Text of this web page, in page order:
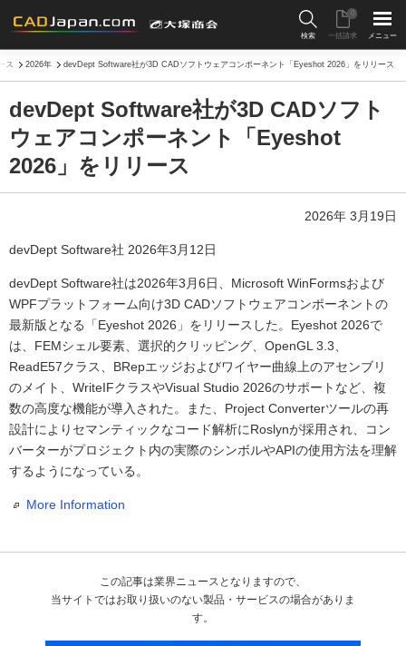
検索 一括請求
0
メニュー
ス 2026年 devDept Software社が3D CADソフトウェアコンポーネント「Eyeshot 2026」をリリース
devDept Software社が3D CADソフト
ウェアコンポーネント「Eyeshot
2026」をリリース
2026年 3月19日
devDept Software社 2026年3月12日
devDept Software社は2026年3月6日、Microsoft WinFormsおよび
WPFプラットフォーム向け3D CADソフトウェアコンポーネントの
最新版となる「Eyeshot 2026」をリリースした。Eyeshot 2026で
は、FEMシェル要素、選択的クリッピング、OpenGL 3.3、
ReadE57クラス、BRepエッジおよびワイヤー曲線上のアセンブリ
のメイト、WriteIFクラスやVisual Studio 2026のサポートなど、複
数の高度な機能が導入された。また、Project Converterツールの再
設計によりセマンティックなコード解析にRoslynが採用され、コン
バーターがプロジェクト内の実際のシンボルやAPIの使用方法を理解
するようになっている。
More Information
この記事は業界ニュースとなりますので、
当サイトではお取り扱いのない製品・サービスの場合がありま
す。